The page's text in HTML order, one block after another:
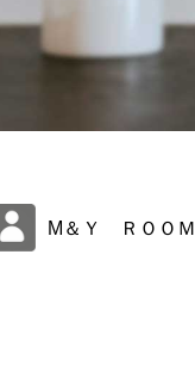
M＆Ｙ ＲＯＯＭ